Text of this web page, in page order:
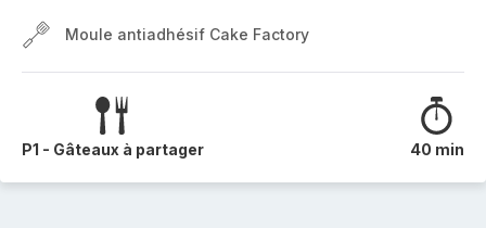
Moule antiadhésif Cake Factory
P1 - Gâteaux à partager 40 min